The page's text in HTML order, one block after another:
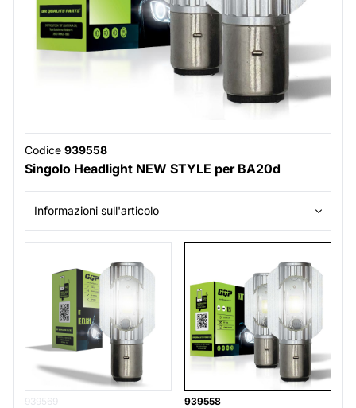
Codice 939558
Singolo Headlight NEW STYLE per BA20d
Informazioni sull'articolo
939569
939558